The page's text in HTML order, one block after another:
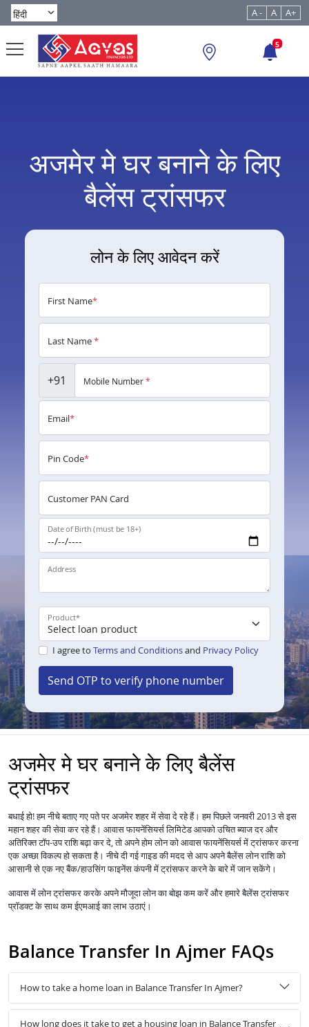
A - A A+
5
अजमेर मे घर बनाने के लिए
बैलेंस ट्रांसफर
लोन के लिए आवेदन करें
First Name*
Last Name*
+91 Mobile Number*
Email*
Pin Code*
Customer PAN Card
Date of Birth (must be 18+)
Address
Product*
I agree to Terms and Conditionsand Privacy Policy
Send OTP to verify phone number
अजमेर मे घर बनाने के लिए बैलेंस
ट्रांसफर
बधाई हो! हम नीचे बताए गए पते पर अजमेर शहर में सेवा दे रहे हैं। हम पिछले जनवरी 2013 से इस
महान शहर की सेवा कर रहे हैं। आवास फायनेंसियर्स लिमिटेड आपको उचित ब्याज दर और
अतिरिक्त टॉप-उप राशि बढ़ा कर दे, तो अपने होम लोन को आवास फायनेंसियर्स में ट्रांसफर करना
एक अच्छा विकल्प हो सकता है। नीचे दी गई गाइड की मदद से आप अपने बैलेंस लोन राशि को
आसानी से एक नए बैंक/हाउसिंग फाइनेंस कंपनी में ट्रांसफर करने के बारे में जान सकेंगे।
आवास मेंलोनट्रांसफर करके अपने मौजूदा लोन का बोझ कम करें और हमारे बैलेंस ट्रांसफर
प्रॉडक्ट के साथ कम ईएमआई का लाभ उठाएं।
Balance Transfer In Ajmer FAQs
How to take a home loan in Balance Transfer In Ajmer?
How long does it take to get a housing loan in Balance Transfer